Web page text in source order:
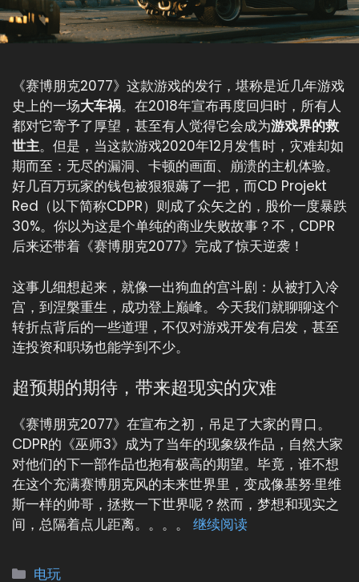
《赛博朋克2077》这款游戏的发行，堪称是近几年游戏
史上的一场大车祸。在2018年宣布再度回归时，所有人
都对它寄予了厚望，甚至有人觉得它会成为游戏界的救
世主。但是，当这款游戏2020年12月发售时，灾难却如
期而至：无尽的漏洞、卡顿的画面、崩溃的主机体验。
好几百万玩家的钱包被狠狠薅了一把，而CD Projekt
Red（以下简称CDPR）则成了众矢之的，股价一度暴跌
30%。你以为这是个单纯的商业失败故事？不，CDPR
后来还带着《赛博朋克2077》完成了惊天逆袭！
这事儿细想起来，就像一出狗血的宫斗剧：从被打入冷
宫，到涅槃重生，成功登上巅峰。今天我们就聊聊这个
转折点背后的一些道理，不仅对游戏开发有启发，甚至
连投资和职场也能学到不少。
超预期的期待，带来超现实的灾难
《赛博朋克2077》在宣布之初，吊足了大家的胃口。
CDPR的《巫师3》成为了当年的现象级作品，自然大家
对他们的下一部作品也抱有极高的期望。毕竟，谁不想
在这个充满赛博朋克风的未来世界里，变成像基努·里维
斯一样的帅哥，拯救一下世界呢？然而，梦想和现实之
间，总隔着点儿距离。。。。 继续阅读
分
电玩